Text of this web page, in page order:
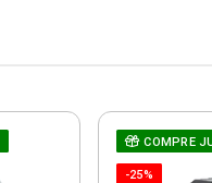
COMPRE
-25%